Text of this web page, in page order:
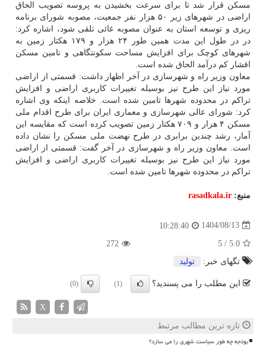
مسکن قرار شد تا برای سرعت بخشیدن به پروسه تصویب الحاق
اراضی در شهرهای زیر ۵۰ هزار نفر جمعیت، مصوبه شورای برنامه
ریزی و توسعه استان به عنوان مصوبه غائی تلقی شود، اشاره کرد:
در در طول این مدت همین طور ۲۴ هزار و ۱۷۹ هکتار زمین به
شهرهای کوچک برای افزایش مساحت سکونتگاهی و تامین مسکن
اقشار کم درآمد الحاق شده است.
معاون وزیر راه و شهرسازی در آخر اظهار داشت: قسمتی از اراضی
مورد نیاز این طرح نیز بوسیله تغییرات کاربری اراضی و افزایش
تراکم در محدوده شهرها تامین شده است. خلاصه اینکه وی اشاره
کرد: شورای عالی شهرسازی و معماری ایران برای طرح اقدام ملی
مسکن ۴ هزار و ۷۰۹ هکتار زمین تصویب کرده است که مقایسه این
آمار، رشد چندین برابری در طرح نهضت ملی مسکن را نشان داده
است. معاون وزیر راه و شهرسازی در آخر گفت: قسمتی از اراضی
مورد نیاز این طرح نیز بوسیله تغییرات کاربری اراضی و افزایش
تراکم در محدوده شهرها تامین شده است.
منبع: rasadkala.ir
1404/08/13
10:28:40
5.0
/
5
272
تگهای خبر:
تولید
این مطلب را می پسندید؟ (1)
(0)
X
تازه ترین مطالب مرتبط
بودجه چه طور سیاست شهری را می سازد؟